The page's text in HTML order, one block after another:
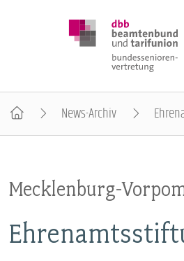
POSITIONEN
VERANSTALTUNGEN
News-Archiv
Mecklenburg-